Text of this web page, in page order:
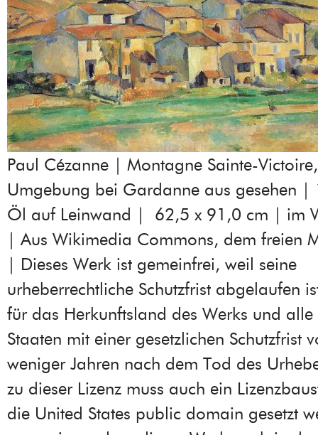
Paul Cézanne | Montagne Sainte-
Umgebung bei Gardanne aus gesehen
Öl auf Leinwand | 62,5 x 91,0 cm | im
| Aus Wikimedia Commons, dem freien
| Dieses Werk ist gemeinfrei, weil seine
urheberrechtliche Schutzfrist abgelaufen
für das Herkunftsland des Werks und alle
Staaten mit einer gesetzlichen Schutzfrist
weniger Jahren nach dem Tod des
zu dieser Lizenz muss auch ein
die United States public domain gesetzt